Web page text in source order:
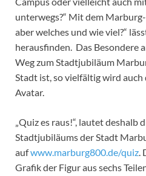
unterwegs?“ Mit dem
aber welches und wie viel?“
herausfinden. Das Besondere
Weg zum Stadtjubiläum
Stadt ist, so vielfältig wird auch
Avatar.
„Quiz es raus!“, lautet deshalb
Stadtjubiläums der Stadt
aufwww.marburg800.de/quiz.
Grafik der Figur aus sechs